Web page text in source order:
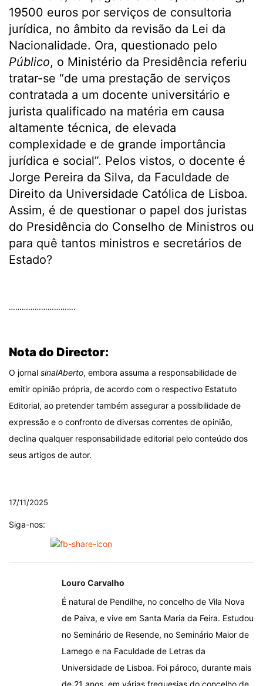
19500 euros por serviços de consultoria
jurídica, no âmbito da revisão da Lei da
Nacionalidade. Ora, questionado pelo
Público, o Ministério da Presidência referiu
tratar-se “de uma prestação de serviços
contratada a um docente universitário e
jurista qualificado na matéria em causa
altamente técnica, de elevada
complexidade e de grande importância
jurídica e social”. Pelos vistos, o docente é
Jorge Pereira da Silva, da Faculdade de
Direito da Universidade Católica de Lisboa.
Assim, é de questionar o papel dos juristas
do Presidência do Conselho de Ministros ou
para quê tantos ministros e secretários de
Estado?
………………………….
Nota do Director:
O jornal sinalAberto, embora assuma a responsabilidade de
emitir opinião própria, de acordo com o respectivo Estatuto
Editorial, ao pretender também assegurar a possibilidade de
expressão e o confronto de diversas correntes de opinião,
declina qualquer responsabilidade editorial pelo conteúdo dos
seus artigos de autor.
17/11/2025
Siga-nos:
Louro Carvalho
É natural de Pendilhe, no concelho de Vila Nova
de Paiva, e vive em Santa Maria da Feira. Estudou
no Seminário de Resende, no Seminário Maior de
Lamego e na Faculdade de Letras da
Universidade de Lisboa. Foi pároco, durante mais
de 21 anos, em várias freguesias do concelho de